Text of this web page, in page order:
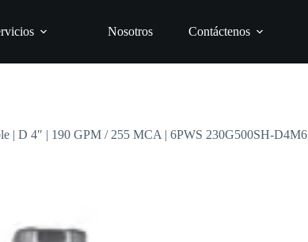
Nosotros Contáctenos
| D 4″ | 190 GPM / 255 MCA | 6PWS 230G500SH-D4M6